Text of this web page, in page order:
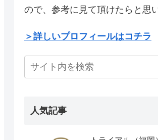
ので、参考に見て頂けたらと思
＞詳しいプロフィールはコチラ
人気記事